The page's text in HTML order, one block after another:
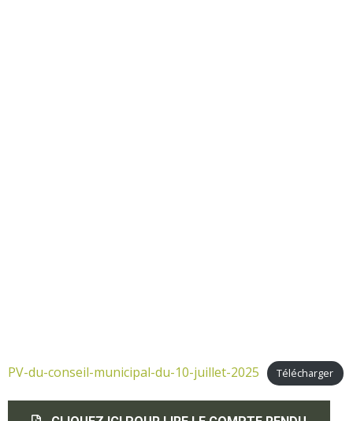
PV-du-conseil-municipal-du-10-juillet-2025 Télécharger